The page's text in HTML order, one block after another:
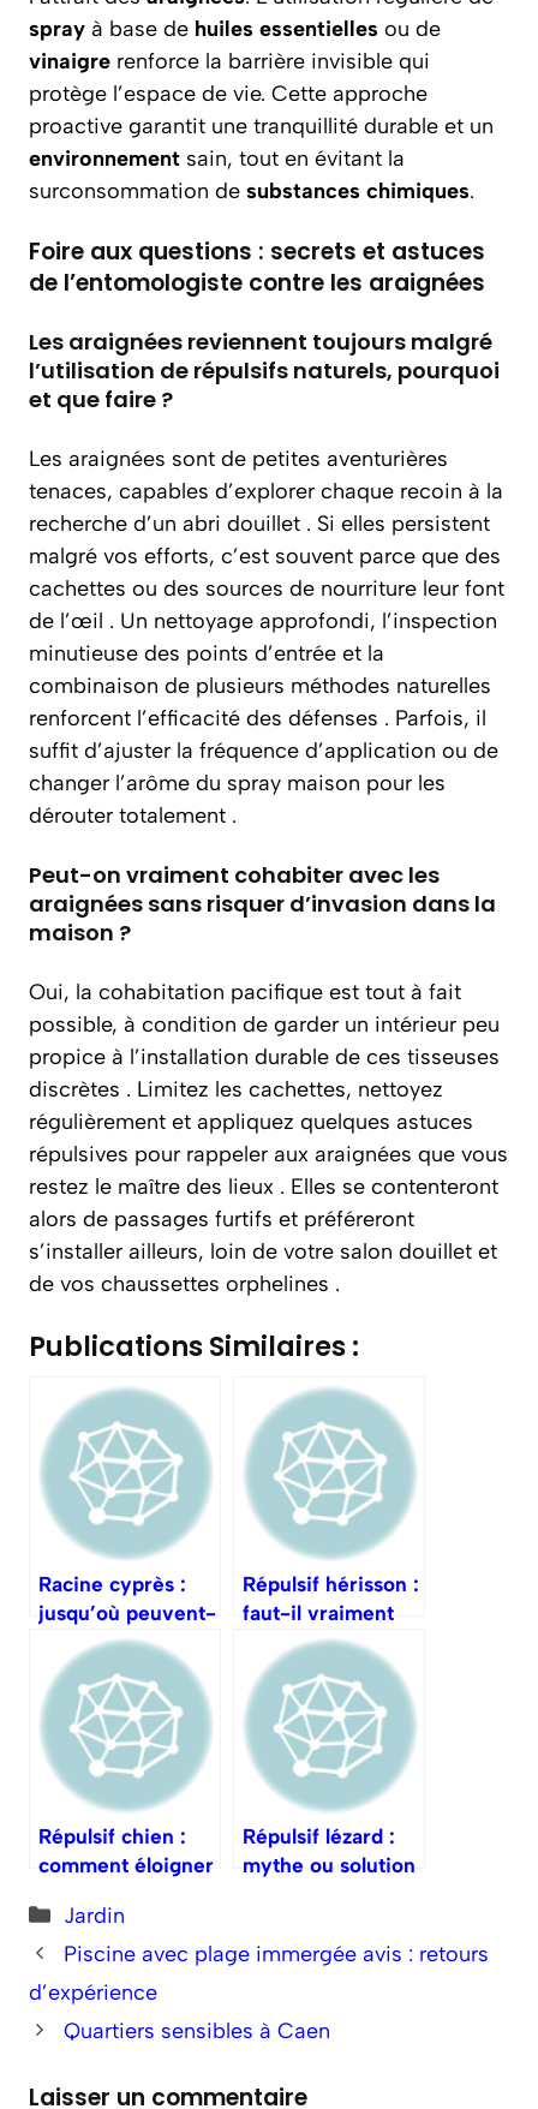
spray à base de huiles essentielles ou de
vinaigre renforce la barrière invisible qui
protège l’espace de vie. Cette approche
proactive garantit une tranquillité durable et un
environnement sain, tout en évitant la
surconsommation de substances chimiques.
Foire aux questions : secrets et astuces
de l’entomologiste contre les araignées
Les araignées reviennent toujours malgré
l’utilisation de répulsifs naturels, pourquoi
et que faire ?
Les araignées sont de petites aventurières
tenaces, capables d’explorer chaque recoin à la
recherche d’un abri douillet . Si elles persistent
malgré vos efforts, c’est souvent parce que des
cachettes ou des sources de nourriture leur font
de l’œil . Un nettoyage approfondi, l’inspection
minutieuse des points d’entrée et la
combinaison de plusieurs méthodes naturelles
renforcent l’efficacité des défenses . Parfois, il
suffit d’ajuster la fréquence d’application ou de
changer l’arôme du spray maison pour les
dérouter totalement .
Peut-on vraiment cohabiter avec les
araignées sans risquer d’invasion dans la
maison ?
Oui, la cohabitation pacifique est tout à fait
possible, à condition de garder un intérieur peu
propice à l’installation durable de ces tisseuses
discrètes . Limitez les cachettes, nettoyez
régulièrement et appliquez quelques astuces
répulsives pour rappeler aux araignées que vous
restez le maître des lieux . Elles se contenteront
alors de passages furtifs et préféreront
s’installer ailleurs, loin de votre salon douillet et
de vos chaussettes orphelines .
Publications Similaires :
Racine cyprès :
jusqu’où peuvent-
elles s’étendre ?
Répulsif hérisson :
faut-il vraiment
en utiliser ?
Répulsif chien :
comment éloigner
Répulsif lézard :
mythe ou solution
Catégories
Jardin
Piscine avec plage immergée avis : retours
d’expérience
Quartiers sensibles à Caen
Laisser un commentaire